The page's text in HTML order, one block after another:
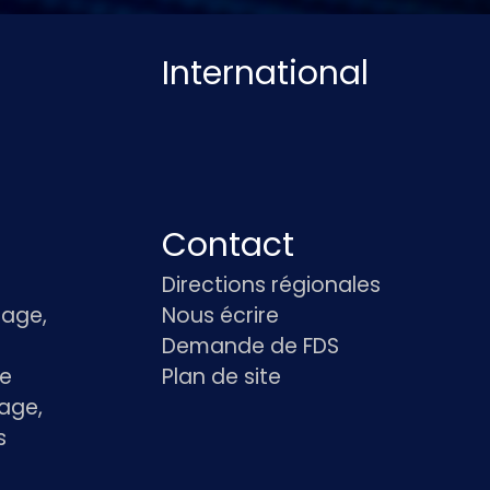
International
Contact
Directions régionales
Nous écrire
Demande de FDS
Plan de site